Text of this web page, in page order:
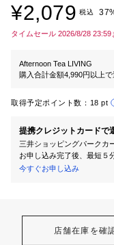
¥2,079 税込
タイムセール 2026/8/28 23:59
Afternoon Tea LIVING
購入合計金額4,990円以上
取得予定ポイント数： 18 pt
提携クレジットカードで
三井ショッピングパークカ
お申し込み完了後、最短５
今すぐお申し込み
店舗在庫を確